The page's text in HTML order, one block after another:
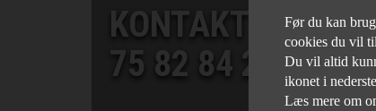
KONTAKT
75 82 84 22
Før du kan
cookies du vil
Du vil altid
ikonet i
Læs mere om